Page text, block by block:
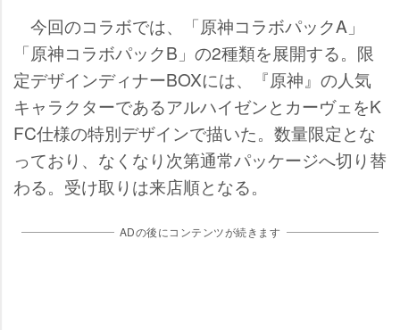
今回のコラボでは、「原神コラボパックA」
「原神コラボパックB」の2種類を展開する。限
定デザインディナーBOXには、『原神』の人気
キャラクターであるアルハイゼンとカーヴェをK
FC仕様の特別デザインで描いた。数量限定とな
っており、なくなり次第通常パッケージへ切り替
わる。受け取りは来店順となる。
ADの後にコンテンツが続きます